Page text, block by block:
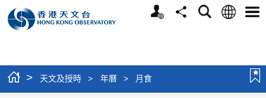
個
分
搜
語
選
> 天文及授時 > 年曆 > 月食